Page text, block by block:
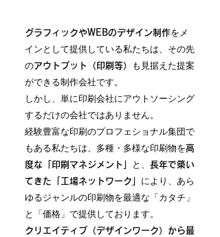
グラフィックやWEBのデザイン制作をメ
インとして提供している私たちは、その先
のアウトプット（印刷等）
も見据えた提案
ができる制作会社です。
しかし、単に印刷会社にアウトソーシング
するだけの会社ではありません。
経験豊富な印刷のプロフェショナル集団で
もある私たちは、多種・多様な印刷物を高
度な「印刷マネジメント」
と、 長年で築い
てきた「工場ネットワーク」 により、あら
ゆるジャンルの印刷物を最適な「カタチ」
と「価格」で提供しております。
クリエイティブ（デザインワーク）から最